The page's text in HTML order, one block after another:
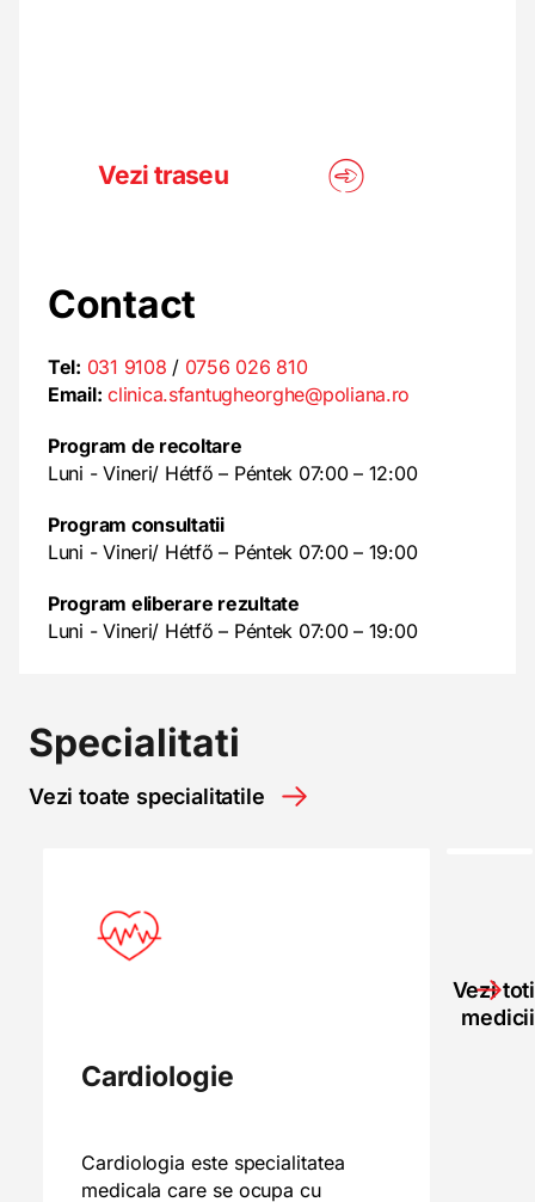
Vezi traseu
Contact
Tel: 031 9108 / 0756 026 810
Email: clinica.sfantugheorghe@poliana.ro
Program de recoltare
Luni - Vineri/ Hétfő – Péntek 07:00 – 12:00
Program consultatii
Luni - Vineri/ Hétfő – Péntek 07:00 – 19:00
Program eliberare rezultate
Luni - Vineri/ Hétfő – Péntek 07:00 – 19:00
Specialitati
Vezi toate specialitatile
Cardiologie
Cardiologia este specialitatea
medicala care se ocupa cu
Vezi toti
medicii